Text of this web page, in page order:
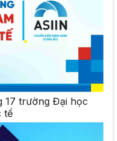
17 trường Đại học
tế